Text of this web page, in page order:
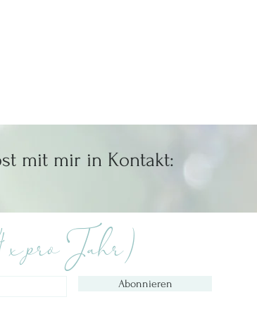
mit mir in Kontakt:
pro Jahr)
Abonnieren